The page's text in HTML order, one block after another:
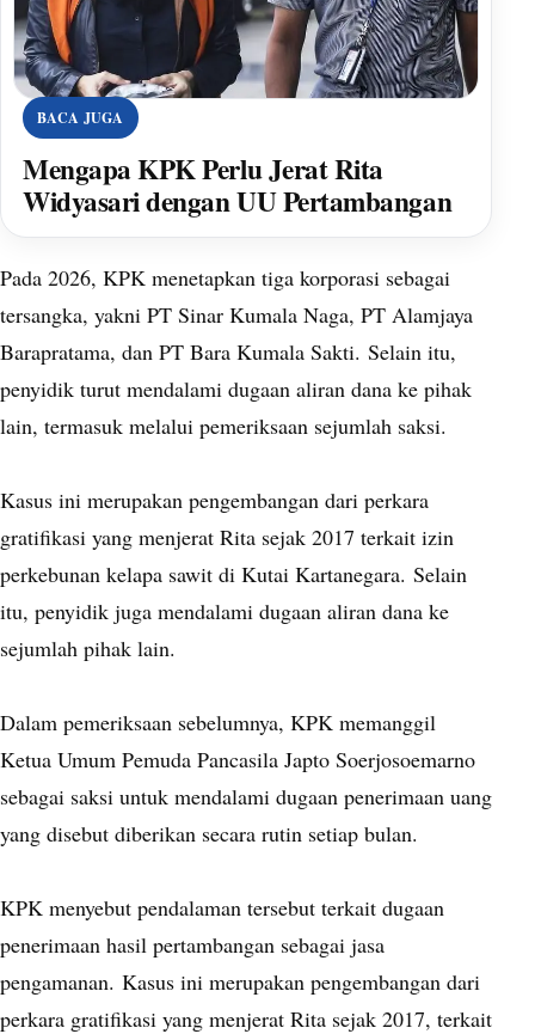
BACA JUGA
Mengapa KPK Perlu Jerat Rita
Widyasari dengan UU Pertambangan
Pada 2026, KPK menetapkan tiga korporasi sebagai
tersangka, yakni PT Sinar Kumala Naga, PT Alamjaya
Barapratama, dan PT Bara Kumala Sakti. Selain itu,
penyidik turut mendalami dugaan aliran dana ke pihak
lain, termasuk melalui pemeriksaan sejumlah saksi.
Kasus ini merupakan pengembangan dari perkara
gratifikasi yang menjerat Rita sejak 2017 terkait izin
perkebunan kelapa sawit di Kutai Kartanegara. Selain
itu, penyidik juga mendalami dugaan aliran dana ke
sejumlah pihak lain.
Dalam pemeriksaan sebelumnya, KPK memanggil
Ketua Umum Pemuda Pancasila Japto Soerjosoemarno
sebagai saksi untuk mendalami dugaan penerimaan uang
yang disebut diberikan secara rutin setiap bulan.
KPK menyebut pendalaman tersebut terkait dugaan
penerimaan hasil pertambangan sebagai jasa
pengamanan. Kasus ini merupakan pengembangan dari
perkara gratifikasi yang menjerat Rita sejak 2017, terkait